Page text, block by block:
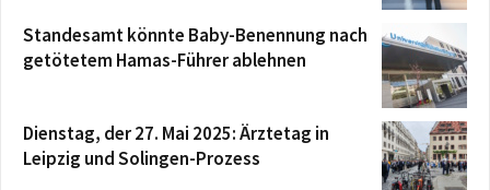
Standesamt könnte Baby-Benennung nach
getötetem Hamas-Führer ablehnen
Dienstag, der 27. Mai 2025: Ärztetag in
Leipzig und Solingen-Prozess